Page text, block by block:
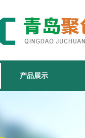
产品展示